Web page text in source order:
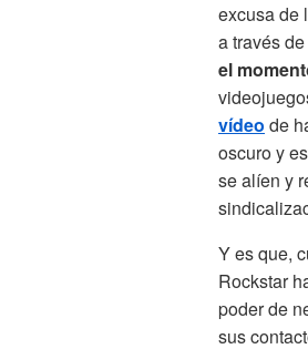
excusa de
a través
el
vídeo de
oscuro y
se alíen y
Y es que,
Rockstar
poder de
sus